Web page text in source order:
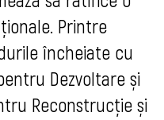
Printre
încheiate cu
Dezvoltare și
Reconstrucție și